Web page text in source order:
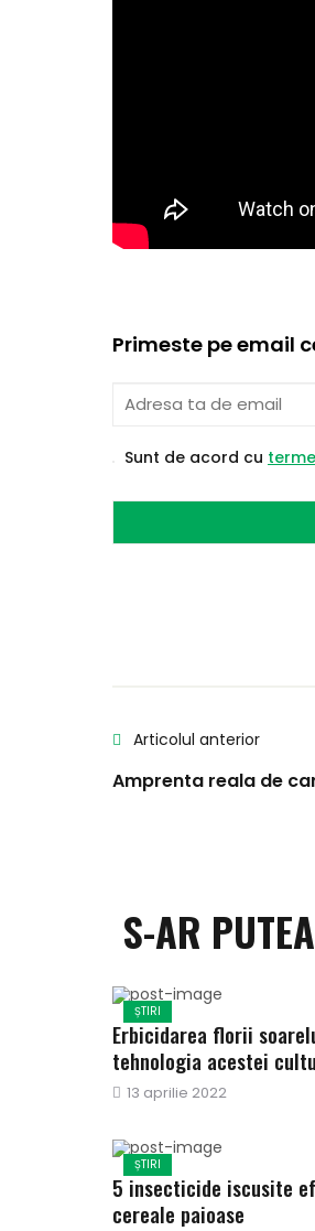
Primeste pe email
Sunt de acord cu
Articolul anterior
Amprenta reala de
S-AR
ȘTIRI
Erbicidarea florii
tehnologia acestei
Publicat
13 aprilie 2022
ȘTIRI
5 insecticide iscusite
cereale paioase